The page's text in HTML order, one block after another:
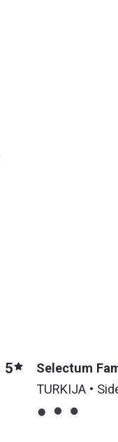
5
Selectum
Side (ex.
TURKIJA •